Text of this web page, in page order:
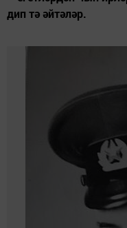
дип тә әйтәләр.